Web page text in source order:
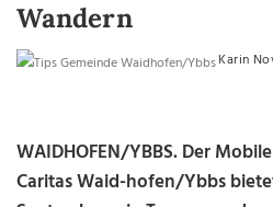
Wandern
Karin
WAIDHOFEN/YBBS. Der
Caritas Waid-hofen/Ybbs